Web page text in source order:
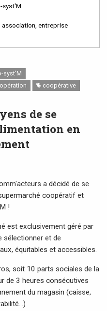
syst'M
association, entreprise
syst'M
coopérative
de se
en
a décidé de se
coopératif et
!
est exclusivement géré par
sélectionner et de
équitables et accessibles.
soit 10 parts sociales de la
de 3 heures consécutives
du magasin (caisse,